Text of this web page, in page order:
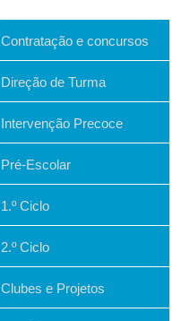
Contratação e concursos
Direção de Turma
Intervenção Precoce
Pré-Escolar
1.º Ciclo
2.º Ciclo
Clubes e Projetos